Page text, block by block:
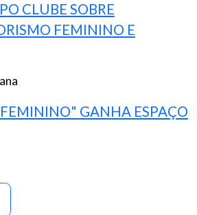
CLUBE SOBRE
FEMININO E
GANHA ESPAÇO